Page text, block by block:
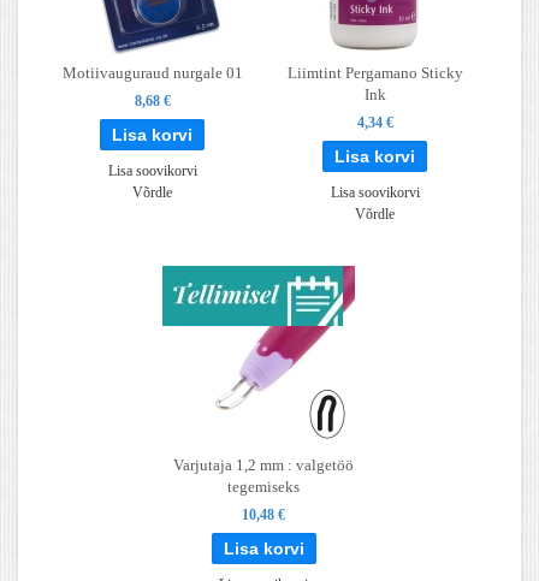
Motiivauguraud nurgale 01
8,68 €
Lisa soovikorvi
Võrdle
Liimtint Pergamano Sticky
Ink
4,34 €
Lisa soovikorvi
Võrdle
Varjutaja 1,2 mm : valgetöö
tegemiseks
10,48 €